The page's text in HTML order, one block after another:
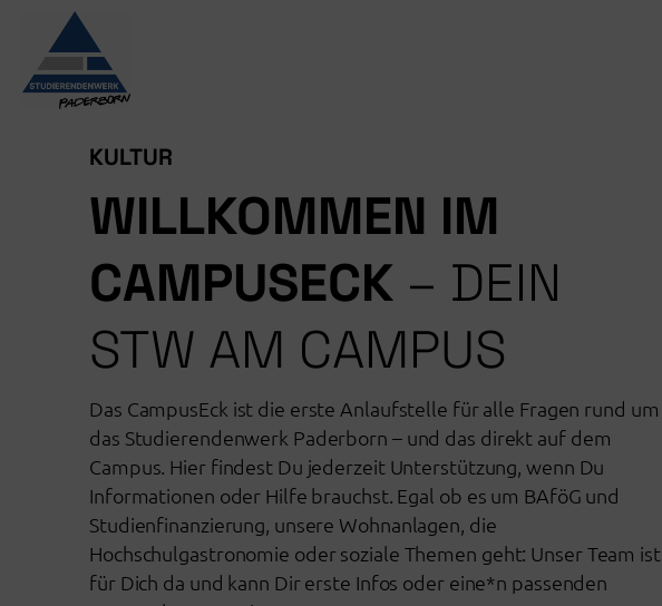
springen
KULTUR
WILLKOMMEN IM
CAMPUSECK – DEIN
STW AM CAMPUS
Das CampusEck ist die erste Anlaufstelle für alle Fragen rund um
das Studierendenwerk Paderborn – und das direkt auf dem
Campus. Hier findest Du jederzeit Unterstützung, wenn Du
Informationen oder Hilfe brauchst. Egal ob es um BAföG und
Studienfinanzierung, unsere Wohnanlagen, die
Hochschulgastronomie oder soziale Themen geht: Unser Team ist
für Dich da und kann Dir erste Infos oder eine*n passenden